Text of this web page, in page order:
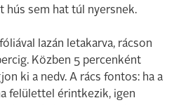
hús sem hat túl nyersnek.
lazán letakarva, rácson
Közben 5 percenként
ki a nedv. A rács fontos: ha a
felülettel érintkezik, igen